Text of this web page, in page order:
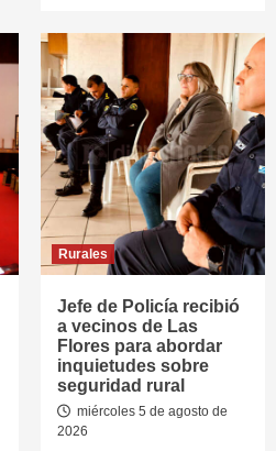
Rurales
Jefe de Policía recibió
a vecinos de Las
Flores para abordar
inquietudes sobre
seguridad rural
miércoles 5 de agosto de
2026